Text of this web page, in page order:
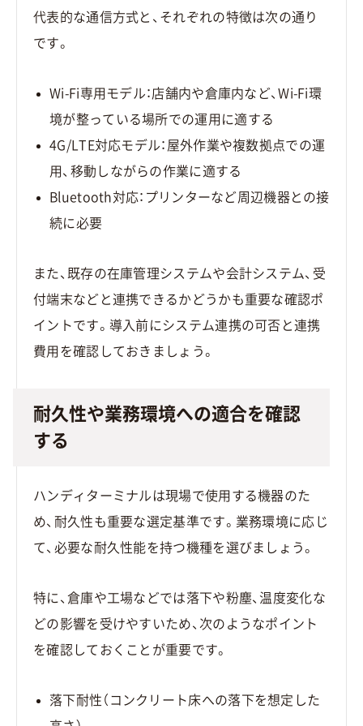
代表的な通信方式と、それぞれの特徴は次の通り
です。
Wi-Fi専用モデル：店舗内や倉庫内など、Wi-Fi環
境が整っている場所での運用に適する
4G/LTE対応モデル：屋外作業や複数拠点での運
用、移動しながらの作業に適する
Bluetooth対応：プリンターなど周辺機器との接
続に必要
また、既存の在庫管理システムや会計システム、受
付端末などと連携できるかどうかも重要な確認ポ
イントです。導入前にシステム連携の可否と連携
費用を確認しておきましょう。
耐久性や業務環境への適合を確認
する
ハンディターミナルは現場で使用する機器のた
め、耐久性も重要な選定基準です。業務環境に応じ
て、必要な耐久性能を持つ機種を選びましょう。
特に、倉庫や工場などでは落下や粉塵、温度変化な
どの影響を受けやすいため、次のようなポイント
を確認しておくことが重要です。
落下耐性（コンクリート床への落下を想定した